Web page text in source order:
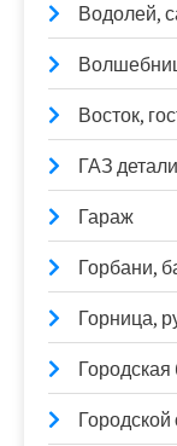
Водолей,
Восток,
ГАЗ
Гараж
Горбани,
Горница,